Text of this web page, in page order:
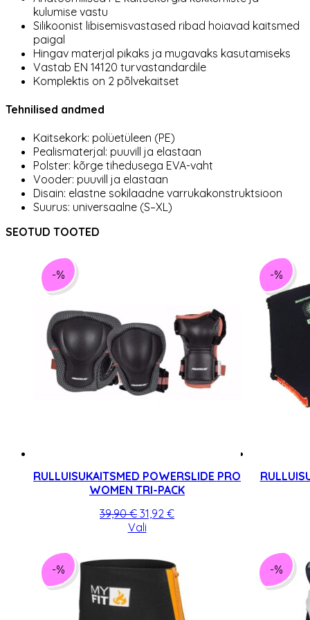
kulumise vastu
Silikoonist libisemisvastased ribad hoiavad kaitsmed
paigal
Hingav materjal pikaks ja mugavaks kasutamiseks
Vastab EN 14120 turvastandardile
Komplektis on 2 põlvekaitset
Tehnilised andmed
Kaitsekork: polüetüleen (PE)
Pealismaterjal: puuvill ja elastaan
Polster: kõrge tihedusega EVA-vaht
Vooder: puuvill ja elastaan
Disain: elastne sokilaadne varrukakonstruktsioon
Suurus: universaalne (S–XL)
SEOTUD TOOTED
-%
RULLUISUKAITSMED POWERSLIDE PRO
WOMEN TRI-PACK
39,90€ Algne
hind
31,92 €Praegune
ValiSellel
mitu
varianti.
Valikuid
saab
-%
-% -%